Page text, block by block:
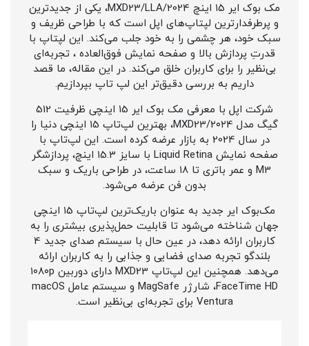
مک بوک ایر ۱5 اینچ 2024/MXD23/LLA، یکی از جدیدترین
و پرطرفدارترین لپتاپ‌های اپل است که با طراحی ظریف و
سبک خود، هر چشمی را به خود جلب می‌کند. این لپتاپ با
قدرتِ پردازش بالا و صفحه نمایش فوق‌العاده ، تجربه‌ای
بی‌نظیر را برای کاربران خلق می‌کند. در این مقاله، ما قصد
داریم به بررسی دقیق‌تر این لپ تاپ بپردازیم.
شرکت اپل با معرفی مک بوک ایر ۱5 اینچی ظرفیت 512
گیگ مدل ۲۰۲4/MXD23، بهترین لپ‌تاپ ۱5 اینچی دنیا را
در سال 2024 به بازار عرضه کرده است. این لپ‌تاپ با
صفحه نمایش Liquid Retina با سایز ۱5.3 اینچ، پردازشگر
M3 و عمر باتری تا ۱۸ ساعت، در طراحی باریک و سبک
بدون فن عرضه می‌شود.
مک‌بوک ایر جدید به عنوان باریک‌ترین لپ‌تاپ ۱5 اینچی
جهان شناخته می‌شود تا قابلیت حمل‌پذیری بیشتری را به
کاربران ارائه دهد، در عین حال با سیستم صدای جدید 4
بلندگو تجربه صدای فضایی و جذابی را به کاربران ارائه
می‌دهد. همچنین این لپ‌تاپ MXD23 دارای دوربین ۱۰۸۰p
FaceTime HD، شارژر MagSafe و سیستم عامل macOS
Ventura برای تجربه‌ای بی‌نظیر است.